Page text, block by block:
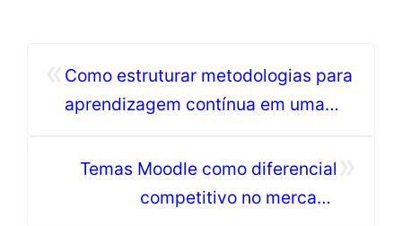
Como estruturar metodologias para
aprendizagem contínua em uma
Temas Moodle como diferencial
competitivo no mercado